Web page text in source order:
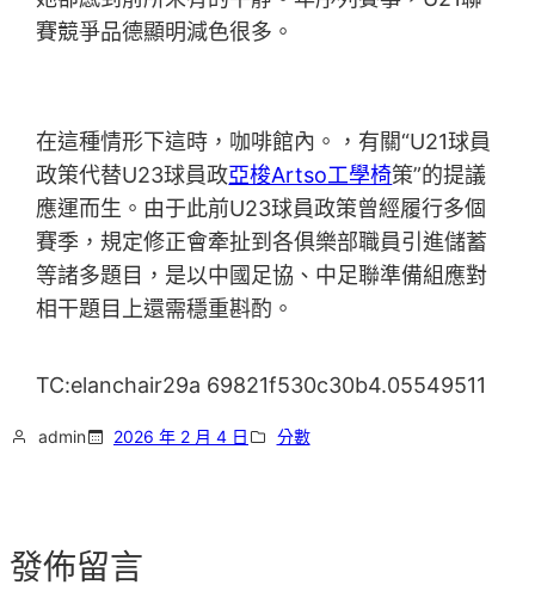
賽競爭品德顯明減色很多。
在這種情形下這時，咖啡館內。，有關“U21球員
政策代替U23球員政亞梭Artso工學椅策”的提議
應運而生。由于此前U23球員政策曾經履行多個
賽季，規定修正會牽扯到各俱樂部職員引進儲蓄
等諸多題目，是以中國足協、中足聯準備組應對
相干題目上還需穩重斟酌。
TC:elanchair29a 69821f530c30b4.05549511
admin 2026 年 2 月 4 日 分數
發佈留言